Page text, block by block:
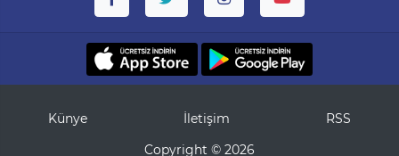
Künye İletişim
RSS
Copyright © 2026